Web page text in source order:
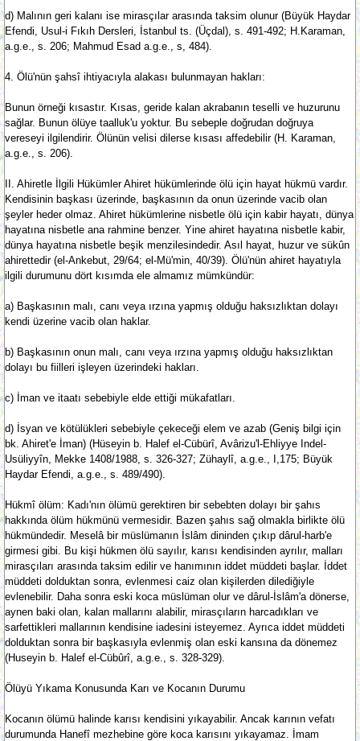
d) Malının geri kalanı ise mirasçılar arasında taksim olunur (Büyük Haydar
Efendi, Usul-i Fıkıh Dersleri, İstanbul ts. (Üçdal), s. 491-492; H.Karaman,
a.g.e., s. 206; Mahmud Esad a.g.e., s, 484).
4. Ölü'nün şahsî ihtiyacıyla alakası bulunmayan hakları:
Bunun örneği kısastır. Kısas, geride kalan akrabanın teselli ve huzurunu
sağlar. Bunun ölüye taalluk'u yoktur. Bu sebeple doğrudan doğruya
vereseyi ilgilendirir. Ölünün velisi dilerse kısası affedebilir (H. Karaman,
a.g.e., s. 206).
II. Ahiretle İlgili Hükümler Ahiret hükümlerinde ölü için hayat hükmü vardır.
Kendisinin başkası üzerinde, başkasının da onun üzerinde vacib olan
şeyler heder olmaz. Ahiret hükümlerine nisbetle ölü için kabir hayatı, dünya
hayatına nisbetle ana rahmine benzer. Yine ahiret hayatına nisbetle kabir,
dünya hayatına nisbetle beşik menzilesindedir. Asıl hayat, huzur ve sükûn
ahirettedir (el-Ankebut, 29/64; el-Mü'min, 40/39). Ölü'nün ahiret hayatıyla
ilgili durumunu dört kısımda ele almamız mümkündür:
a) Başkasının malı, canı veya ırzına yapmış olduğu haksızlıktan dolayı
kendi üzerine vacib olan haklar.
b) Başkasının onun malı, canı veya ırzına yapmış olduğu haksızlıktan
dolayı bu fiilleri işleyen üzerindeki hakları.
c) İman ve itaatı sebebiyle elde ettiği mükafatları.
d) İsyan ve kötülükleri sebebiyle çekeceği elem ve azab (Geniş bilgi için
bk. Ahiret'e İman) (Hüseyin b. Halef el-Cübürî, Avârizu'l-Ehliyye Indel-
Usüliyyîn, Mekke 1408/1988, s. 326-327; Zühaylî, a.g.e., I,175; Büyük
Haydar Efendi, a.g.e., s. 489/490).
Hükmî ölüm: Kadı'nın ölümü gerektiren bir sebebten dolayı bir şahıs
hakkında ölüm hükmünü vermesidir. Bazen şahıs sağ olmakla birlikte ölü
hükmündedir. Meselâ bir müslümanın İslâm dininden çıkıp dârul-harb'e
girmesi gibi. Bu kişi hükmen ölü sayılır, karısı kendisinden ayrılır, malları
mirasçıları arasında taksim edilir ve hanımının iddet müddeti başlar. İddet
müddeti dolduktan sonra, evlenmesi caiz olan kişilerden dilediğiyle
evlenebilir. Daha sonra eski koca müslüman olur ve dârul-İslâm'a dönerse,
aynen baki olan, kalan mallarını alabilir, mirasçıların harcadıkları ve
sarfettikleri mallarının kendisine iadesini isteyemez. Ayrıca iddet müddeti
dolduktan sonra bir başkasıyla evlenmiş olan eski kansına da dönemez
(Huseyin b. Halef el-Cübûrî, a.g.e., s. 328-329).
Ölüyü Yıkama Konusunda Karı ve Kocanın Durumu
Kocanın ölümü halinde karısı kendisini yıkayabilir. Ancak karının vefatı
durumunda Hanefî mezhebine göre koca karısını yıkayamaz. İmam